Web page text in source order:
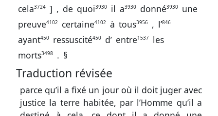
cela3724 ] , de quoi3930 il a3930 donné3930
une
preuve4102 certaine4102 à tous3956 , l’846
ayant450 ressuscité450 d’ entre1537
les
morts3498 . §
Traduction révisée
parce qu’il a fixé un jour où il doit juger avec
justice la terre habitée, par l’Homme qu’il a